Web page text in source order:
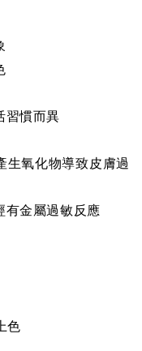
習慣而異
生氧化物導致皮膚過
有金屬過敏反應
色